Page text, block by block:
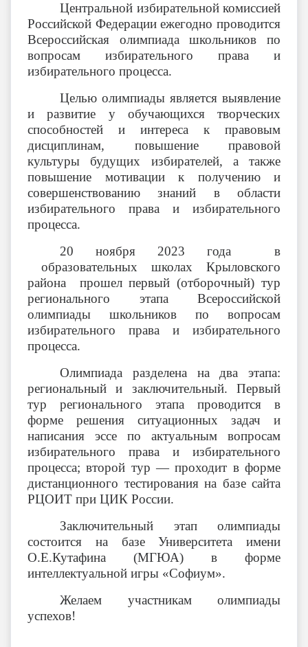
Центральной избирательной комиссией
Российской Федерации ежегодно проводится
Всероссийская олимпиада школьников по
вопросам избирательного права и
избирательного процесса.
Целью олимпиады является выявление
и развитие у обучающихся творческих
способностей и интереса к правовым
дисциплинам, повышение правовой
культуры будущих избирателей, а также
повышение мотивации к получению и
совершенствованию знаний в области
избирательного права и избирательного
процесса.
20 ноября 2023 года в
образовательных школах Крыловского
района прошел первый (отборочный) тур
регионального этапа Всероссийской
олимпиады школьников по вопросам
избирательного права и избирательного
процесса.
Олимпиада разделена на два этапа:
региональный и заключительный. Первый
тур регионального этапа проводится в
форме решения ситуационных задач и
написания эссе по актуальным вопросам
избирательного права и избирательного
процесса; второй тур — проходит в форме
дистанционного тестирования на базе сайта
РЦОИТ при ЦИК России.
Заключительный этап олимпиады
состоится на базе Университета имени
О.Е.Кутафина (МГЮА) в форме
интеллектуальной игры «Софиум».
Желаем участникам олимпиады
успехов!